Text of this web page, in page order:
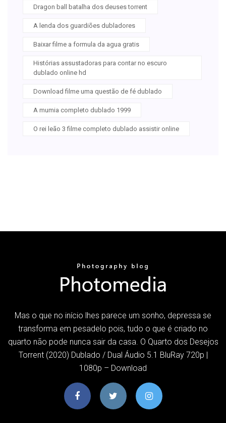
Dragon ball batalha dos deuses torrent
A lenda dos guardiões dubladores
Baixar filme a formula da agua gratis
Histórias assustadoras para contar no escuro
dublado online hd
Download filme uma questão de fé dublado
A mumia completo dublado 1999
O rei leão 3 filme completo dublado assistir online
Mas o que no início lhes parece um sonho, depressa se
transforma em pesadelo pois, tudo o que é criado no
quarto não pode nunca sair da casa. O Quarto dos Desejos
Torrent (2020) Dublado / Dual Áudio 5.1 BluRay 720p |
1080p – Download